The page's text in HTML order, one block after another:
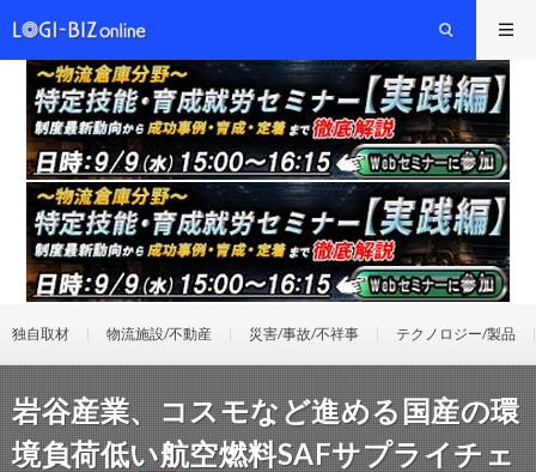
独自取材 物流施設/不動産 災害/事故/不祥事 テクノロジー/製品
岩谷産業、コスモなど進める国産の環
境負荷低い航空燃料SAFサプライチェ